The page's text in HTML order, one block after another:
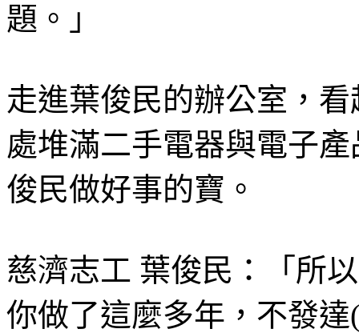
題。」
走進葉俊民的辦公室，
處堆滿二手電器與電子
俊民做好事的寶。
慈濟志工 葉俊民：「所
你做了這麼多年，不發